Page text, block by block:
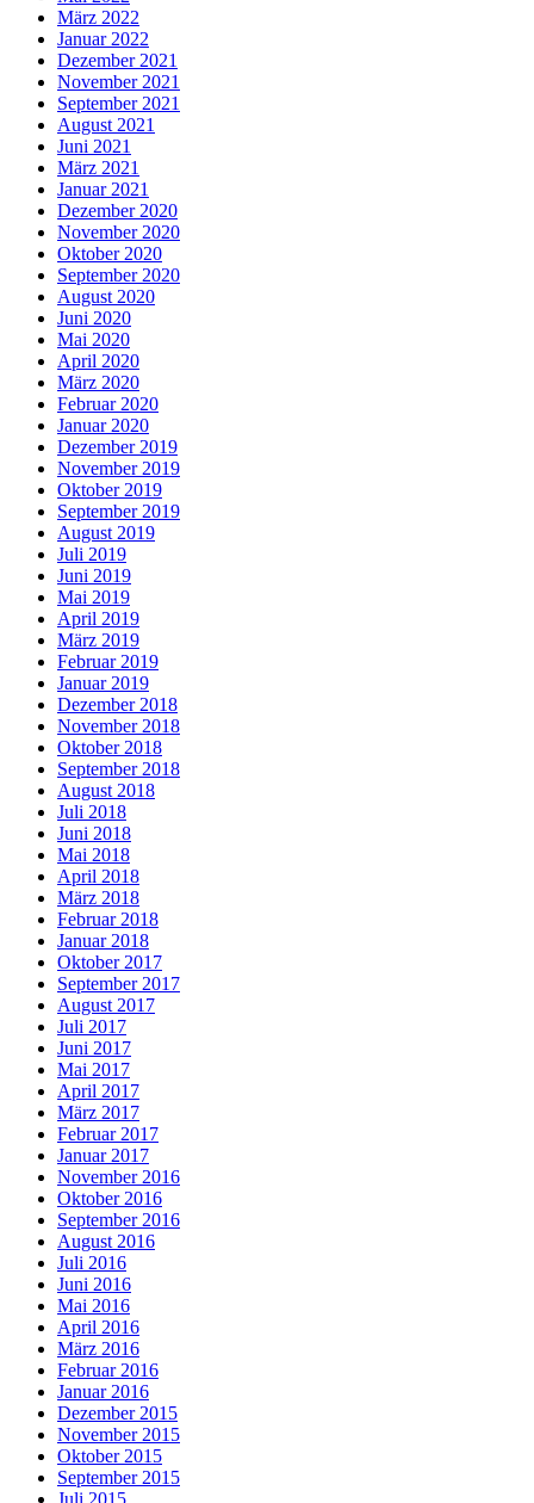
März 2022
Januar 2022
Dezember 2021
November 2021
September 2021
August 2021
Juni 2021
März 2021
Januar 2021
Dezember 2020
November 2020
Oktober 2020
September 2020
August 2020
Juni 2020
Mai 2020
April 2020
März 2020
Februar 2020
Januar 2020
Dezember 2019
November 2019
Oktober 2019
September 2019
August 2019
Juli 2019
Juni 2019
Mai 2019
April 2019
März 2019
Februar 2019
Januar 2019
Dezember 2018
November 2018
Oktober 2018
September 2018
August 2018
Juli 2018
Juni 2018
Mai 2018
April 2018
März 2018
Februar 2018
Januar 2018
Oktober 2017
September 2017
August 2017
Juli 2017
Juni 2017
Mai 2017
April 2017
März 2017
Februar 2017
Januar 2017
November 2016
Oktober 2016
September 2016
August 2016
Juli 2016
Juni 2016
Mai 2016
April 2016
März 2016
Februar 2016
Januar 2016
Dezember 2015
November 2015
Oktober 2015
September 2015
Juli 2015